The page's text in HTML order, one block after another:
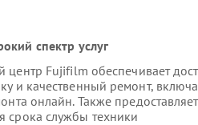
спектр услуг
центр Fujifilm обеспечивает
и качественный ремонт,
онлайн. Также
срока службы техники